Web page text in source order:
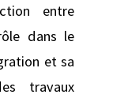
entre
dans le
et sa
travaux